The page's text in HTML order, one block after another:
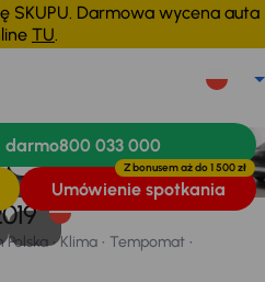
SKUPU. Darmowa wycena auta
TU.
Polska Klima
Tempomat
Finansowanie
darmo800 033 000
Umówienie spotkania
Z bonusem aż do1 500 zł